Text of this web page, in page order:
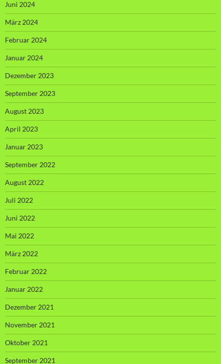
Juni 2024
März 2024
Februar 2024
Januar 2024
Dezember 2023
September 2023
August 2023
April 2023
Januar 2023
September 2022
August 2022
Juli 2022
Juni 2022
Mai 2022
März 2022
Februar 2022
Januar 2022
Dezember 2021
November 2021
Oktober 2021
September 2021